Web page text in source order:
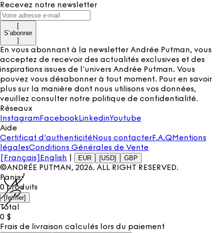
Recevez notre newsletter
[
S’abonner
]
En vous abonnant à la newsletter Andrée Putman, vous
acceptez de recevoir des actualités exclusives et des
inspirations issues de l’univers Andrée Putman. Vous
pouvez vous désabonner à tout moment. Pour en savoir
plus sur la manière dont nous utilisons vos données,
veuillez consulter notre politique de confidentialité.
Réseaux
InstagramFacebook LinkedinYoutube
Aide
Certificat d'authenticité Nous contacterF.A.Q Mentions
légalesConditions Générales de Vente
[Français]
English EUR [USD] GBP
©ANDRÉE PUTMAN, 2026. ALL RIGHT RESERVED.
Panier
0 produits
[fermer]
Total
0 $
Frais de livraison calculés lors du paiement